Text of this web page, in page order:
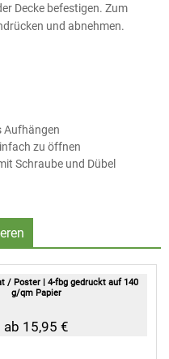
Decke befestigen. Zum
und abnehmen.
Aufhängen
zu öffnen
Schraube und Dübel
/ Poster | 4-fbg gedruckt auf 140
g/qm Papier
ab 15,95 €